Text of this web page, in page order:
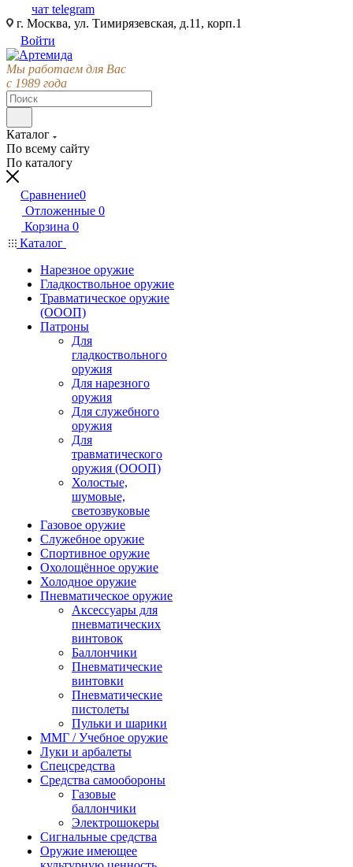
чат telegram
г. Москва, ул. Тимирязевская, д.11, корп.1
Войти
Мы работаем для Вас
с 1989 года
Каталог
По всему сайту
По каталогу
Сравнение0
Отложенные 0
Корзина 0
Каталог
Нарезное оружие
Гладкоствольное оружие
Травматическое оружие
(ОООП)
Патроны
Для
гладкоствольного
оружия
Для нарезного
оружия
Для служебного
оружия
Для
травматического
оружия (ОООП)
Холостые,
шумовые,
светозвуковые
Газовое оружие
Служебное оружие
Спортивное оружие
Охолощённое оружие
Холодное оружие
Пневматическое оружие
Аксессуары для
пневматических
винтовок
Баллончики
Пневматические
винтовки
Пневматические
пистолеты
Пульки и шарики
ММГ / Учебное оружие
Луки и арбалеты
Спецсредства
Средства самообороны
Газовые
баллончики
Электрошокеры
Сигнальные средства
Оружие имеющее